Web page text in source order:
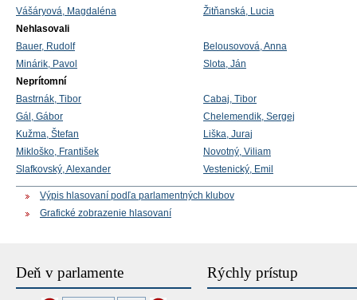
Vášáryová, Magdaléna
Žitňanská, Lucia
Nehlasovali
Bauer, Rudolf
Belousovová, Anna
Minárik, Pavol
Slota, Ján
Neprítomní
Bastrnák, Tibor
Cabaj, Tibor
Gál, Gábor
Chelemendik, Sergej
Kužma, Štefan
Liška, Juraj
Mikloško, František
Novotný, Viliam
Slafkovský, Alexander
Vestenický, Emil
Výpis hlasovaní podľa parlamentných klubov
Grafické zobrazenie hlasovaní
Deň v parlamente Rýchly prístup